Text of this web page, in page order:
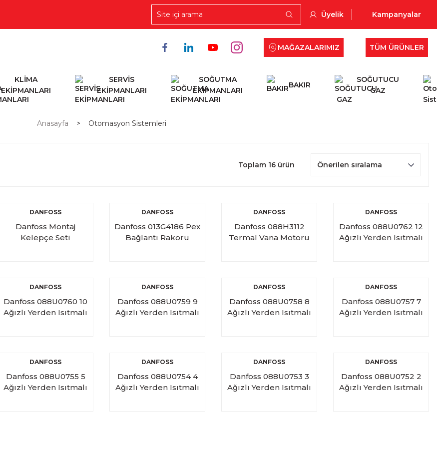
Üyelik Kampanyalar
MAĞAZALARIMIZ TÜM ÜRÜNLER
KLİMA
EKİPMANLARI
SERVİS
EKİPMANLARI
SOĞUTMA
EKİPMANLARI
BAKIR
SOĞUTUCU
GAZ
Anasayfa Otomasyon Sistemleri
Toplam 16 ürün
DANFOSS
Danfoss Montaj
Kelepçe Seti
DANFOSS
Danfoss 013G4186 Pex
Bağlantı Rakoru
DANFOSS
Danfoss 088H3112
Termal Vana Motoru
DANFOSS
Danfoss 088U0762 12
Ağızlı Yerden Isıtmalı
DANFOSS
Danfoss 088U0760 10
Ağızlı Yerden Isıtmalı
DANFOSS
Danfoss 088U0759 9
Ağızlı Yerden Isıtmalı
DANFOSS
Danfoss 088U0758 8
Ağızlı Yerden Isıtmalı
DANFOSS
Danfoss 088U0757 7
Ağızlı Yerden Isıtmalı
DANFOSS
Danfoss 088U0755 5
Ağızlı Yerden Isıtmalı
DANFOSS
Danfoss 088U0754 4
Ağızlı Yerden Isıtmalı
DANFOSS
Danfoss 088U0753 3
Ağızlı Yerden Isıtmalı
DANFOSS
Danfoss 088U0752 2
Ağızlı Yerden Isıtmalı